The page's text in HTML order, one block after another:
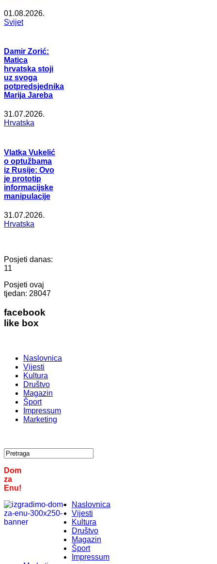
01.08.2026.
Svijet
Damir Zorić:
Matica
hrvatska stoji
uz svoga
potpredsjednika
Marija Jareba
31.07.2026.
Hrvatska
Vlatka Vukelić
o optužbama
iz Rusije: Ovo
je prototip
informacijske
manipulacije
31.07.2026.
Hrvatska
Posjeti danas:
11
Posjeti ovaj
tjedan: 28047
facebook
like box
Naslovnica
Vijesti
Kultura
Društvo
Magazin
Šport
Impressum
Marketing
Dom
za
Enu!
Naslovnica
Vijesti
Kultura
Društvo
Magazin
Šport
Impressum